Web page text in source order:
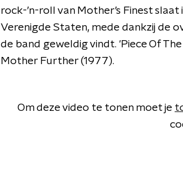
rock-’n-roll van Mother’s Finest
Verenigde Staten, mede dankzij de
de band geweldig vindt. 'Piece Of
Mother Further (1977).
Om deze video te tonen moet je